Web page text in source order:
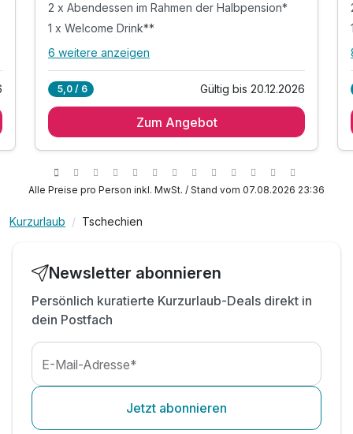
2 x Abendessen im Rahmen der Halbpension*
1 x Welcome Drink**
Alle Inklusivleistungen
2 x reichhaltiges Frühstück vom Buffet
1x private Vermietung des Wellnesscenters***
inkl. 10% Rabatt auf Wellnessanwendungen
inkl. Parken am Hotel kostenfrei
6 weitere anzeigen
5,0 / 6 Gültig bis 20.12.2026
Zum Angebot
Alle Preise pro Person inkl. MwSt. / Stand vom 07.08.2026 23:36
Kurzurlaub Tschechien
Newsletter abonnieren
Persönlich kuratierte Kurzurlaub-Deals direkt in
dein Postfach
E-Mail-Adresse*
Jetzt abonnieren